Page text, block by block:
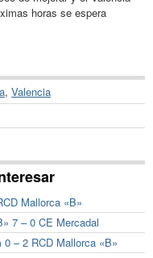
horas se espera
, Valencia
Mallorca «B»
7 – 0 CE Mercadal
– 2 RCD Mallorca «B»